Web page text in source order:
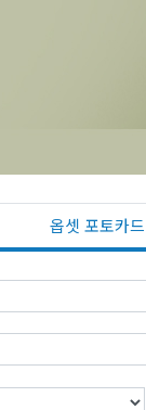
옵셋 포토카드